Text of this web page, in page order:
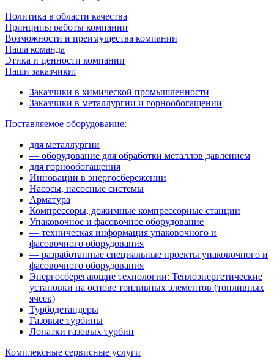
Политика в области качества
Принципы работы компании
Возможности и преимущества компании
Наша команда
Этика и ценности компании
Наши заказчики:
Заказчики в химической промышленности
Заказчики в металлургии и горнообогащении
Поставляемое оборудование:
для металлургии
— оборудование для обработки металлов давлением
для горнообогащения
Инновации в энергосбережении
Насосы, насосные системы
Арматура
Компрессоры, дожимные компрессорные станции
Упаковочное и фасовочное оборудование
— техническая информация упаковочного и
фасовочного оборудования
— разработанные специальные проекты упаковочного и
фасовочного оборудования
Энергосберегающие технологии: Теплоэнергетические
установки на основе топливных элементов (топливных
ячеек)
Турбодетандеры
Газовые турбины
Лопатки газовых турбин
Комплексные сервисные услуги